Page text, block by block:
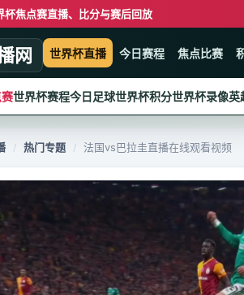
杯焦点赛直播、比分与赛后回放
网 世界杯直播 今日赛程 焦点比赛
世界杯赛程今日足球世界杯积分世界杯录像英
/ 热门专题 / 法国vs巴拉圭直播在线观看视频